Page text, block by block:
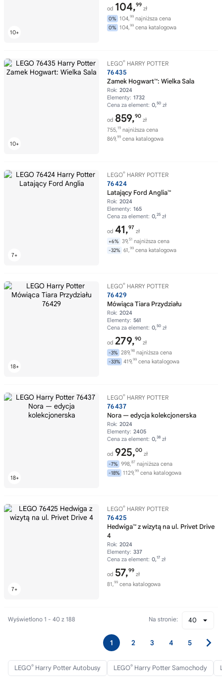
od 104,99
zł
0% 104,99 najniższa cena
0% 104,99 cena katalogowa
LEGO® HARRY POTTER
76435
Zamek Hogwart™: Wielka Sala
Rok: 2024
Elementy: 1732
Cena za element: 0,50 zł
od 859,90
zł
755,19 najniższa cena
869,99 cena katalogowa
LEGO® HARRY POTTER
76424
Latający Ford Anglia™
Rok: 2024
Elementy: 165
Cena za element: 0,25 zł
od 41,97
zł
+6% 39,51 najniższa cena
-32% 61,99 cena katalogowa
LEGO® HARRY POTTER
76429
Mówiąca Tiara Przydziału
Rok: 2024
Elementy: 561
Cena za element: 0,50 zł
od 279,90
zł
-3% 289,98 najniższa cena
-33% 419,99 cena katalogowa
LEGO® HARRY POTTER
76437
Nora — edycja kolekcjonerska
Rok: 2024
Elementy: 2405
Cena za element: 0,38 zł
od 925,00
zł
-7% 998,87 najniższa cena
-18% 1129,99 cena katalogowa
LEGO® HARRY POTTER
76425
Hedwiga™ z wizytą na ul. Privet Drive
4
Rok: 2024
Elementy: 337
Cena za element: 0,17 zł
od 57,99
zł
81,99 cena katalogowa
Wyświetlono 1 - 40 z 188 40
Na stronie:
1 2 3 4 5
LEGO® Harry Potter Autobusy LEGO® Harry Potter Samochody